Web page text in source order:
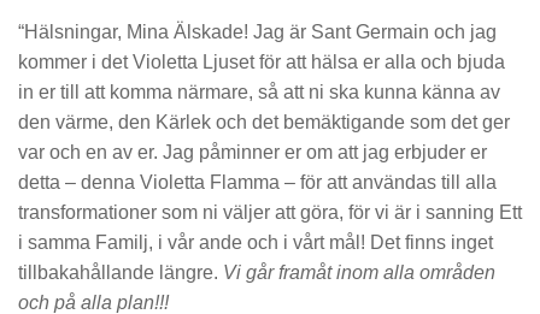
“Hälsningar, Mina Älskade! Jag är Sant Germain och jag
kommer i det Violetta Ljuset för att hälsa er alla och bjuda
in er till att komma närmare, så att ni ska kunna känna av
den värme, den Kärlek och det bemäktigande som det ger
var och en av er. Jag påminner er om att jag erbjuder er
detta – denna Violetta Flamma – för att användas till alla
transformationer som ni väljer att göra, för vi är i sanning Ett
i samma Familj, i vår ande och i vårt mål! Det finns inget
tillbakahållande längre. Vi går framåt inom alla områden
och på alla plan!!!